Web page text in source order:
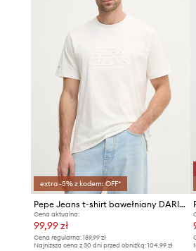
extra -5% z kodem: OFF*
Pepe Jeans t-shirt bawełniany DARIUS TEE
Cena aktualna:
99,99 zł
Cena regularna: 189,99 zł
Najniższa cena z 30 dni przed obniżką: 104,99 zł